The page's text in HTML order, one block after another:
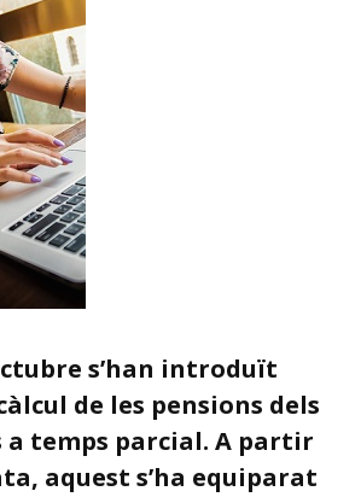
s’han introduït
de les pensions dels
temps parcial. A partir
aquest s’ha equiparat